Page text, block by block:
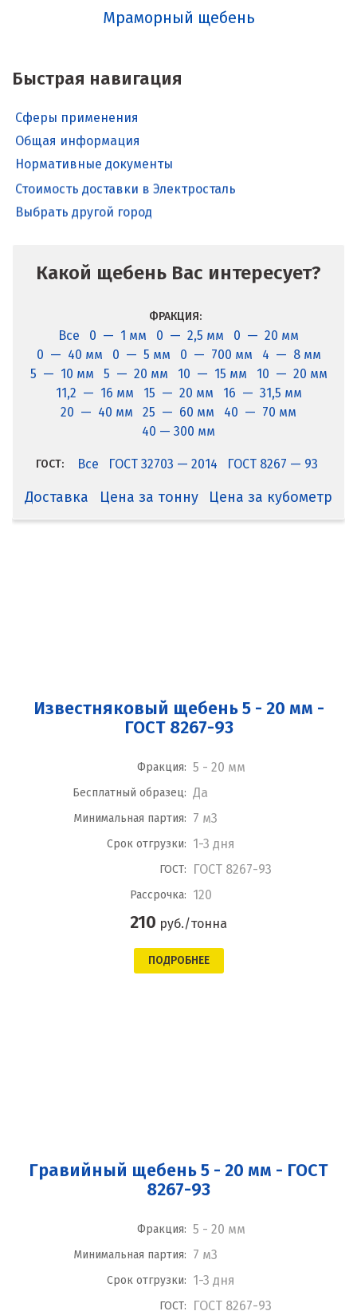
Мраморный щебень
Быстрая навигация
Сферы применения
Общая информация
Нормативные документы
Стоимость доставки в Электросталь
Выбрать другой город
Какой щебень Вас интересует?
ФРАКЦИЯ:
Все 0 — 1 мм 0 — 2,5 мм
0 — 20 мм
0 — 40 мм
0 — 5 мм 0 — 700 мм
4 — 8 мм
5 — 10 мм
5 — 20 мм 10 — 15 мм
10 — 20 мм
11,2 — 16 мм
15 — 20 мм
16 — 31,5 мм
20 — 40 мм
25 — 60 мм
40 — 70 мм
40 — 300 мм
ГОСТ: Все ГОСТ 32703 — 2014 ГОСТ 8267 — 93
Доставка Цена за тонну Цена за кубометр
Известняковый щебень 5 - 20 мм -
ГОСТ 8267-93
Фракция: 5 - 20 мм
Бесплатный образец: Да
Минимальная партия: 7 м3
Срок отгрузки: 1-3 дня
ГОСТ: ГОСТ 8267-93
Рассрочка: 120
210 руб./тонна
ПОДРОБНЕЕ
Гравийный щебень 5 - 20 мм - ГОСТ
8267-93
Фракция: 5 - 20 мм
Минимальная партия: 7 м3
Срок отгрузки: 1-3 дня
ГОСТ: ГОСТ 8267-93